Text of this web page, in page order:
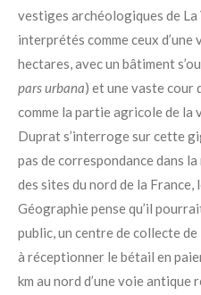
vestiges archéologiques de
interprétés comme ceux d’une
hectares, avec un bâtiment
pars urbana) et une vaste cour
comme la partie agricole de la
Duprat s’interroge sur cette
pas de correspondance dans
des sites du nord de la
Géographie pense qu’il
public, un centre de collecte
à réceptionner le bétail en
km au nord d’une voie antique